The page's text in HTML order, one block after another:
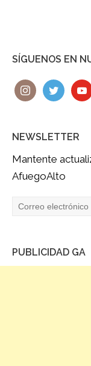
SÍGUENOS EN
NEWSLETTER
Mantente
AfuegoAlto
PUBLICIDAD GA